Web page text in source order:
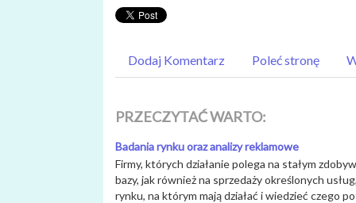
Dodaj Komentarz Poleć stronę
PRZECZYTAĆ WARTO:
Badania rynku oraz analizy reklamowe
Firmy, których działanie polega na stałym
bazy, jak również na sprzedaży określonych
rynku, na którym mają działać i wiedzieć czego